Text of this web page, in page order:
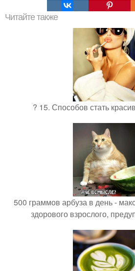
Читайте также
? 15. Способов стать
500 граммов арбуза в день -
здорового взрослого,